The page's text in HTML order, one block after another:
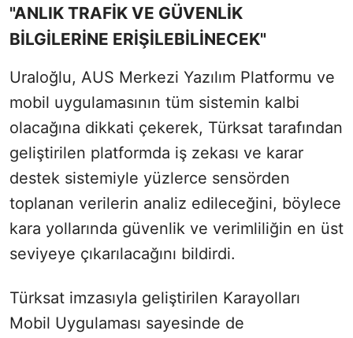
"ANLIK TRAFİK VE GÜVENLİK
BİLGİLERİNE ERİŞİLEBİLİNECEK"
Uraloğlu, AUS Merkezi Yazılım Platformu ve
mobil uygulamasının tüm sistemin kalbi
olacağına dikkati çekerek, Türksat tarafından
geliştirilen platformda iş zekası ve karar
destek sistemiyle yüzlerce sensörden
toplanan verilerin analiz edileceğini, böylece
kara yollarında güvenlik ve verimliliğin en üst
seviyeye çıkarılacağını bildirdi.
Türksat imzasıyla geliştirilen Karayolları
Mobil Uygulaması sayesinde de